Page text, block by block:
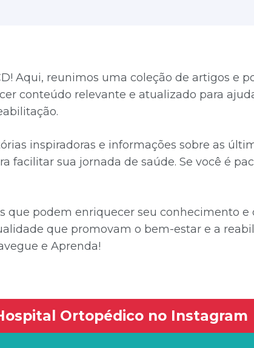
Aqui, reunimos uma coleção de artigos e
conteúdo relevante e atualizado para
inspiradoras e informações sobre as
facilitar sua jornada de saúde. Se você é
que podem enriquecer seu conhecimento
que promovam o bem-estar e a
e Aprenda!
Ortopédico no Instagram